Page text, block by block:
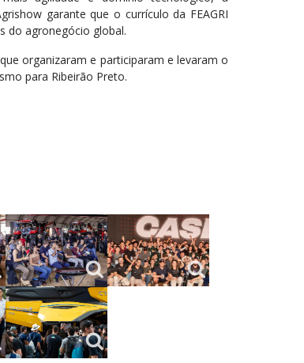
garante que o currículo da FEAGRI
do agronegócio global.
organizaram e participaram e levaram o
para Ribeirão Preto.